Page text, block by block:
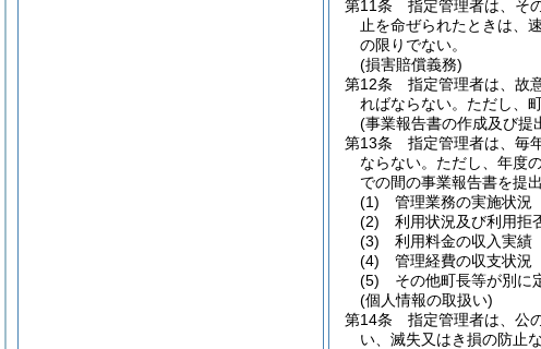
第11条
指定管理者は、そ
止を命ぜられたときは、
の限りでない。
(損害賠償義務)
第12条
指定管理者は、故
ればならない。 ただし、
(事業報告書の作成及び提
第13条
指定管理者は、毎
ならない。 ただし、年度
での間の事業報告書を提
(1)
管理業務の実施状況
(2)
利用状況及び利用拒
(3)
利用料金の収入実績
(4)
管理経費の収支状況
(5)
その他町長等が別に
(個人情報の取扱い)
第14条
指定管理者は、公
い、滅失又はき損の防止